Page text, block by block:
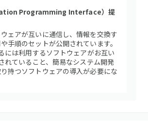
Programming Interface）提
ェアが互いに通信し、情報を交換す
手順のセットが公開されています。
には利用するソフトウェアがお互い
れていること、簡易なシステム開発
持つソフトウェアの導入が必要にな